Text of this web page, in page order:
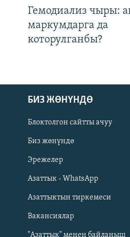
Русский
ОНЛАЙН ШЕРИНЕ
Гемодиализ чыры:
маркумдарга да
которулганбы?
БИЗ ЖӨНҮНДӨ
Блоктолгон сайтты ачуу
Биз жөнүндө
Эрежелер
Азаттык - WhatsApp
Азаттыктын тиркемеси
Вакансиялар
"Азаттык" менен байланыш